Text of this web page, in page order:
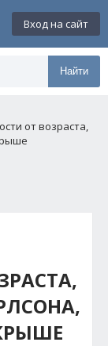
Вход на сайт
Найти
от возраста,